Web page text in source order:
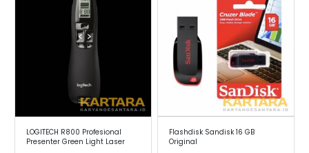
LOGITECH R800 Profesional
Presenter Green Light Laser
Flashdisk Sandisk 16 GB
Original